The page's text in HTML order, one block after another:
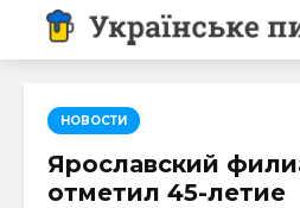
НОВОСТИ
Ярославский
отметил 45-летие